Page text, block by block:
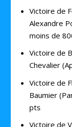
Victoire de
Alexandre
moins de
Victoire de
Chevalier
Victoire de
Baumier
pts
Victoire de